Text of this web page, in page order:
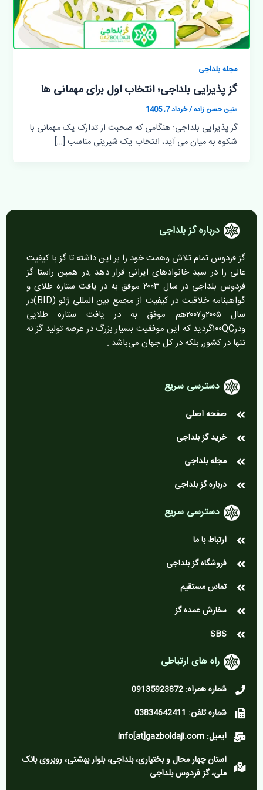
مجله بلداجی
گز پذیرایی بلداجی؛ انتخاب اول برای مهمانی ها
متین حسن زاده/خرداد 7, 1405
گز پذیرایی بلداجی: هنگامی که صحبت از تدارک یک مهمانی با
شکوه به میان می آید، انتخاب یک شیرینی مناسب […]
درباره گز بلداجی
گز فردوس تمام تلاش وهمت خود را بر این داشته تا گز با کیفیت
عالی را در سبد خانوادهای ایرانی قرار دهد ,در همین راستا گز
فردوس بلداجی در سال ۲۰۰۳ موفق به در یافت ستاره طلای و
گواهینامه خلاقیت در کیفیت از مجمع بین المللی ژنو (BID)در
سال ۲۰۰۵و۲۰۰۷هم موفق به در یافت ستاره طلایی
ودر۱۰۰QCگردید که این موفقیت بسیار بزرگ در عرصه تولید گز نه
تنها در کشور, بلکه در کل جهان می‌باشد .
دسترسی سریع
صفحه اصلی
خرید گز بلداجی
مجله بلداجی
درباره گز بلداجی
دسترسی سریع
ارتباط با ما
فروشگاه گز بلداجی
تماس مستقیم
سفارش عمده گز
SBS
راه های ارتباطی
شماره همراه: 09135923872
شماره تلفن: 03834642411
ایمیل: info[at]gazboldaji.com
استان چهار محال و بختیاری، بلداجی، بلوار بهشتی، روبروی بانک
ملی، گز فردوس بلداجی